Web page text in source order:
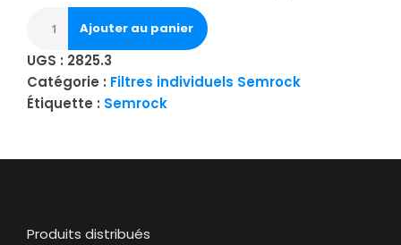
Ajouter au panier
UGS : 2825.3
Catégorie : Filtres individuels Semrock
Étiquette : Semrock
Produits distribués